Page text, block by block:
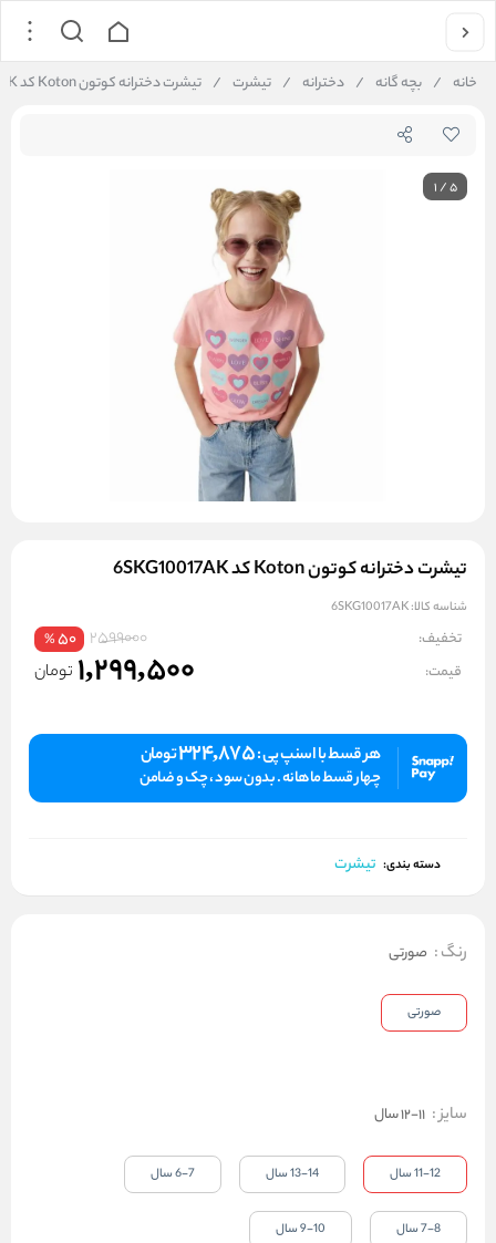
خانه / بچه گانه / دخترانه / تیشرت / تیشرت دخترانه کوتون Koton کد 6SKG10017AK
1/5
تیشرت دخترانه کوتون Koton کد 6SKG10017AK
شناسه کالا:6SKG10017AK
تخفیف: 2599000
50
%
قیمت: 1,299,500 تومان
هر قسط با اسنپ پی :324,875تومان
چهار قسط ماهانه . بدون سود ، چک و ضامن
دسته بندی: تیشرت
رنگ: صورتی
صورتی
سایز: 11-12 سال
11-12 سال 13-14 سال 6-7 سال
7-8 سال 9-10 سال